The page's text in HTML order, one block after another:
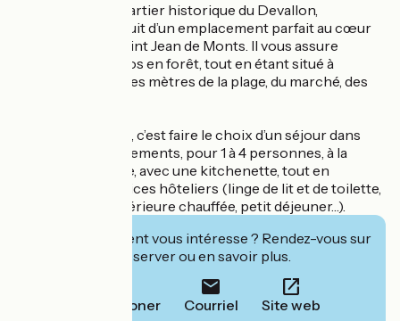
Installé dans le quartier historique du Devallon,
l’établissement jouit d’un emplacement parfait au cœur
de la station de Saint Jean de Monts. Il vous assure
tranquillité et repos en forêt, tout en étant situé à
seulement quelques mètres de la plage, du marché, des
Choisir Le Bercail, c’est faire le choix d’un séjour dans
l'un des 12 hébergements, pour 1 à 4 personnes, à la
décoration unique, avec une kitchenette, tout en
disposant de services hôteliers (linge de lit et de toilette,
petite piscine extérieure chauffée, petit déjeuner…).
Cet établissement vous intéresse ? Rendez-vous sur
leur site pour réserver ou en savoir plus.
Téléphoner Courriel Site web